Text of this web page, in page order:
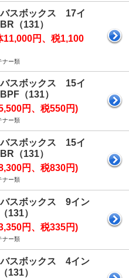
スボックス 17イ
（131）
11,000円、税1,100
ナー類
スボックス 15イ
（131）
円、税550円)
ナー類
スボックス 15イ
（131）
円、税830円)
ナー類
スボックス 9イン
131）
円、税335円)
ナー類
スボックス 4イン
131）